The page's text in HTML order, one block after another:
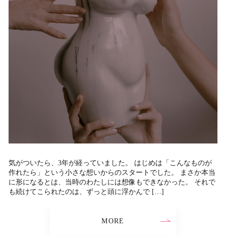
気がついたら、3年が経っていました。 はじめは「こんなものが
作れたら」という小さな想いからのスタートでした。 まさか本当
に形になるとは、当時のわたしには想像もできなかった。 それで
も続けてこられたのは、ずっと頭に浮かんで […]
MORE